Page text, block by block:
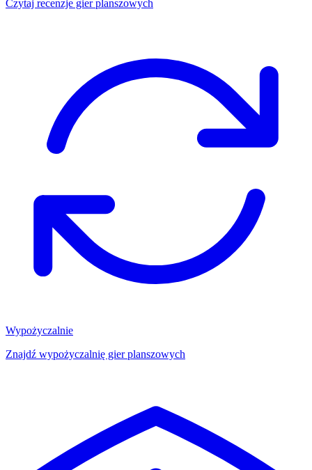
Czytaj recenzje gier planszowych
Wypożyczalnie
Znajdź wypożyczalnię gier planszowych